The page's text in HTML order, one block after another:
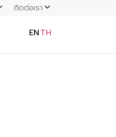
ติดต่อเรา
ENTH